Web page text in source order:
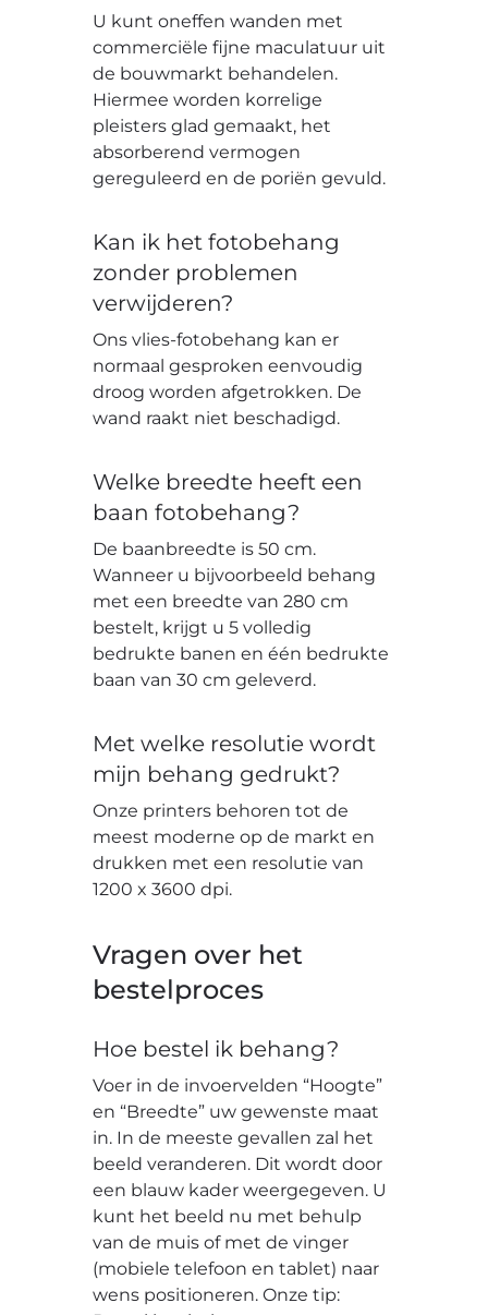
U kunt oneffen wanden met
commerciële fijne maculatuur uit
de bouwmarkt behandelen.
Hiermee worden korrelige
pleisters glad gemaakt, het
absorberend vermogen
gereguleerd en de poriën gevuld.
Kan ik het fotobehang
zonder problemen
verwijderen?
Ons vlies-fotobehang kan er
normaal gesproken eenvoudig
droog worden afgetrokken. De
wand raakt niet beschadigd.
Welke breedte heeft een
baan fotobehang?
De baanbreedte is 50 cm.
Wanneer u bijvoorbeeld behang
met een breedte van 280 cm
bestelt, krijgt u 5 volledig
bedrukte banen en één bedrukte
baan van 30 cm geleverd.
Met welke resolutie wordt
mijn behang gedrukt?
Onze printers behoren tot de
meest moderne op de markt en
drukken met een resolutie van
1200 x 3600 dpi.
Vragen over het
bestelproces
Hoe bestel ik behang?
Voer in de invoervelden “Hoogte”
en “Breedte” uw gewenste maat
in. In de meeste gevallen zal het
beeld veranderen. Dit wordt door
een blauw kader weergegeven. U
kunt het beeld nu met behulp
van de muis of met de vinger
(mobiele telefoon en tablet) naar
wens positioneren. Onze tip: